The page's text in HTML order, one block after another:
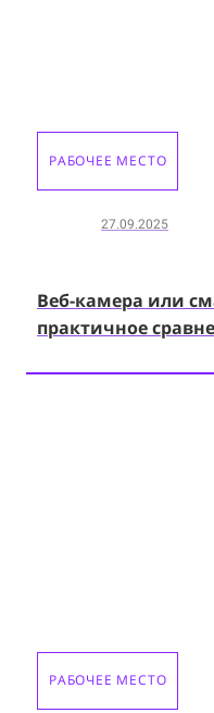
РАБОЧЕЕ МЕСТО
27.09.2025
Веб-камера или
практичное
РАБОЧЕЕ МЕСТО